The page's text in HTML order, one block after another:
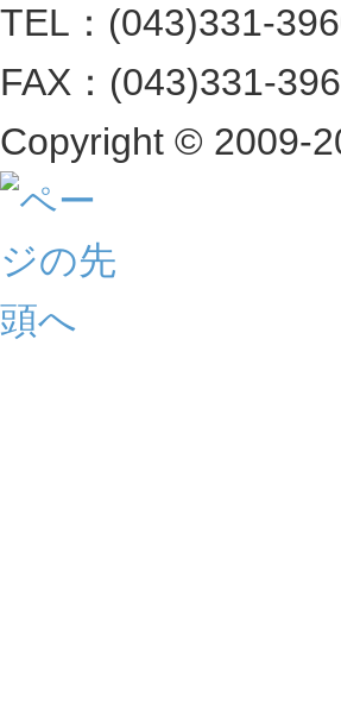
TEL：(043)331-
FAX：(043)331-
Copyright © 2009-